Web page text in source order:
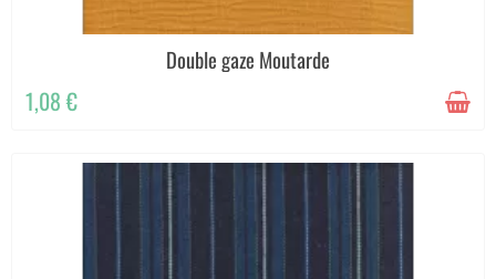
Double gaze Moutarde
1,08 €